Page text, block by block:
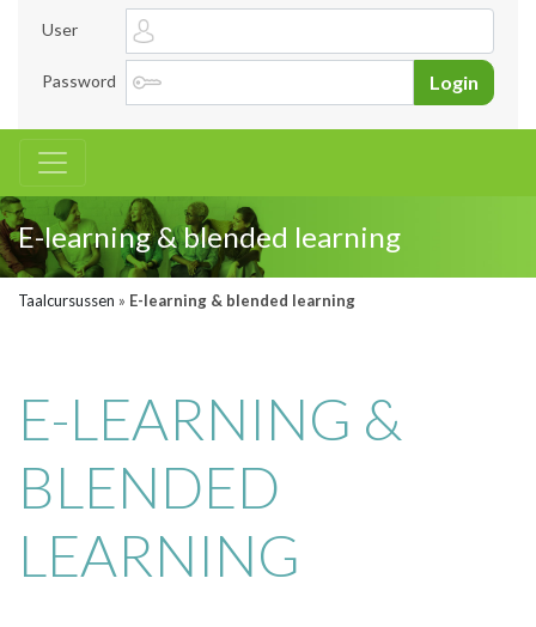
User
Password Login
E-learning & blended learning
Taalcursussen » E-learning & blended learning
E-LEARNING &
BLENDED
LEARNING